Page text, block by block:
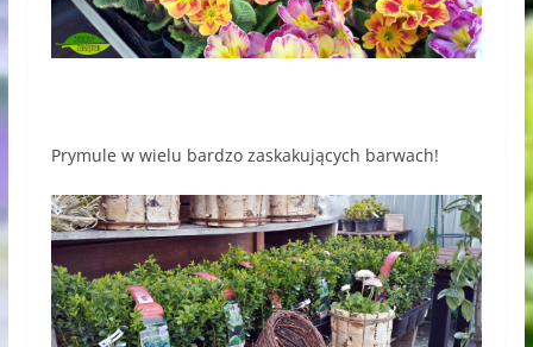
Prymule w wielu bardzo zaskakujących barwach!